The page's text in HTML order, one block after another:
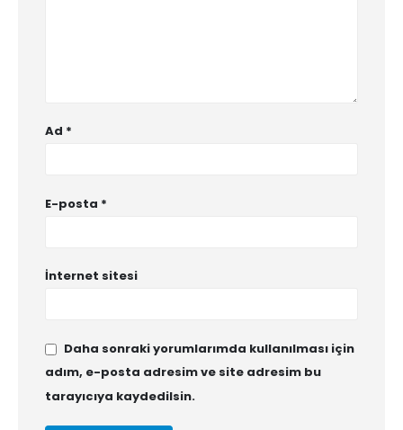
Ad *
E-posta *
İnternet sitesi
Daha sonraki yorumlarımda kullanılması için
adım, e-posta adresim ve site adresim bu
tarayıcıya kaydedilsin.